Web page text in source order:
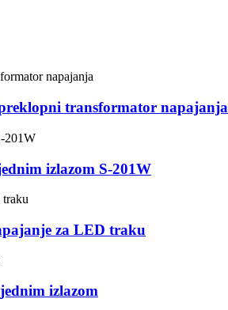
transformator napajanja
izlazom S-201W
za LED traku
izlazom